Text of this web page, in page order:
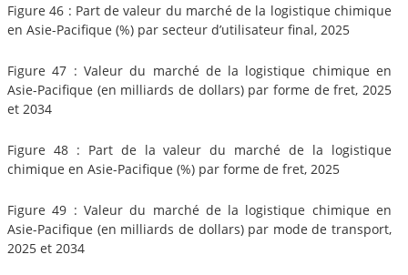
Figure 46 : Part de valeur du marché de la logistique chimique
en Asie-Pacifique (%) par secteur d’utilisateur final, 2025
Figure 47 : Valeur du marché de la logistique chimique en
Asie-Pacifique (en milliards de dollars) par forme de fret, 2025
et 2034
Figure 48 : Part de la valeur du marché de la logistique
chimique en Asie-Pacifique (%) par forme de fret, 2025
Figure 49 : Valeur du marché de la logistique chimique en
Asie-Pacifique (en milliards de dollars) par mode de transport,
2025 et 2034